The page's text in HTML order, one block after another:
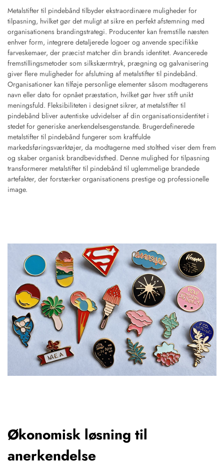
Metalstifter til pindebånd tilbyder ekstraordinære muligheder for
tilpasning, hvilket gør det muligt at sikre en perfekt afstemning med
organisationens brandingstrategi. Producenter kan fremstille næsten
enhver form, integrere detaljerede logoer og anvende specifikke
farveskemaer, der præcist matcher din brands identitet. Avancerede
fremstillingsmetoder som silkskærmtryk, prægning og galvanisering
giver flere muligheder for afslutning af metalstifter til pindebånd.
Organisationer kan tilføje personlige elementer såsom modtagerens
navn eller dato for opnået præstation, hvilket gør hver stift unikt
meningsfuld. Fleksibiliteten i designet sikrer, at metalstifter til
pindebånd bliver autentiske udvidelser af din organisationsidentitet i
stedet for generiske anerkendelsesgenstande. Brugerdefinerede
metalstifter til pindebånd fungerer som kraftfulde
markedsføringsværktøjer, da modtagerne med stolthed viser dem frem
og skaber organisk brandbevidsthed. Denne mulighed for tilpasning
transformerer metalstifter til pindebånd til uglemmelige brandede
artefakter, der forstærker organisationens prestige og professionelle
image.
Økonomisk løsning til
anerkendelse